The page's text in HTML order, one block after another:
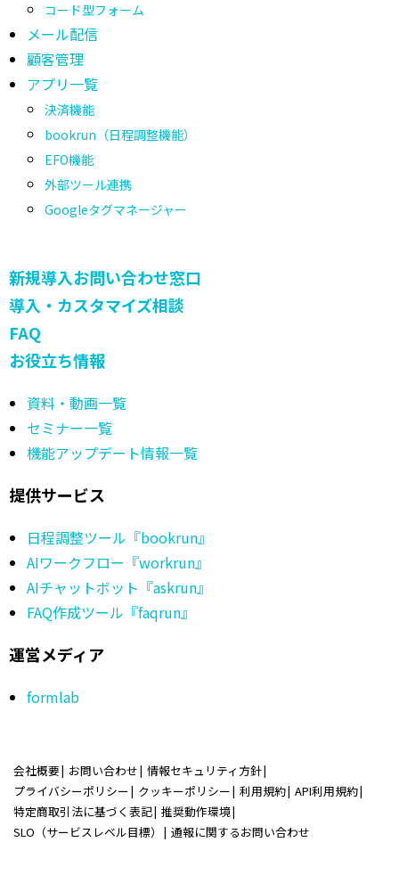
コード型フォーム
メール配信
顧客管理
アプリ一覧
決済機能
bookrun（日程調整機能）
EFO機能
外部ツール連携
Googleタグマネージャー
新規導入お問い合わせ窓口
導入・カスタマイズ相談
FAQ
お役立ち情報
資料・動画一覧
セミナー一覧
機能アップデート情報一覧
提供サービス
日程調整ツール『bookrun』
AIワークフロー『workrun』
AIチャットボット『askrun』
FAQ作成ツール『faqrun』
運営メディア
formlab
会社概要 お問い合わせ 情報セキュリティ方針
プライバシーポリシー
クッキーポリシー 利用規約 API利用規約
特定商取引法に基づく表記 推奨動作環境
SLO（サービスレベル目標）
通報に関するお問い合わせ